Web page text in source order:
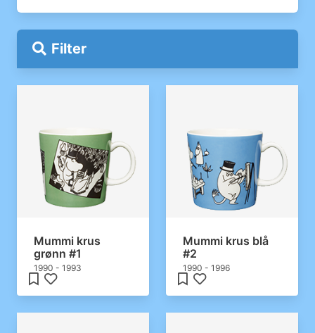
Filter
Mummi krus
grønn #1
1990 - 1993
Mummi krus blå
#2
1990 - 1996